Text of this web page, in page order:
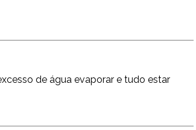
de água evaporar e tudo estar